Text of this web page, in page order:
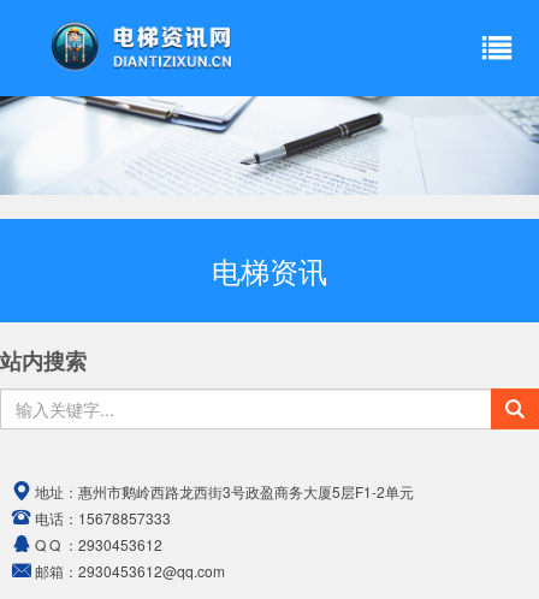
电梯资讯
站内搜索
地址： 惠州市鹅岭西路龙西街3号政盈商务大厦5层F1-2单元
电话： 15678857333
Q Q ： 2930453612
邮箱： 2930453612@qq.com